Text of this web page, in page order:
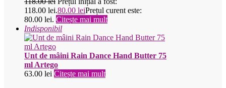
118.00 lei.80.00 leiPrețul curent este:
80.00 lei. Citește mai mult
Indisponibil
Unt de mâini Rain Dance Hand Butter 75
ml Artego
63.00 lei Citește mai mult